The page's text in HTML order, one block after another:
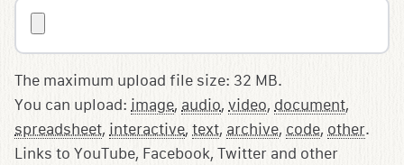
The maximum upload file size: 32 MB.
You can upload: image, audio, video, document,
spreadsheet, interactive, text, archive, code, other.
Links to YouTube, Facebook, Twitter and other